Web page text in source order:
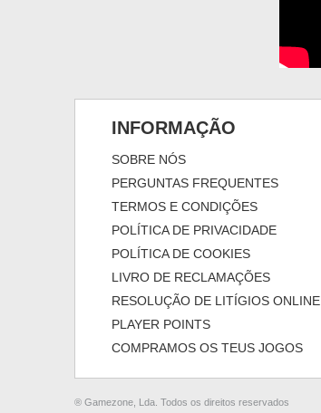
INFORMAÇÃO
SOBRE NÓS
PERGUNTAS FREQUENTES
TERMOS E CONDIÇÕES
POLÍTICA DE PRIVACIDADE
POLÍTICA DE COOKIES
LIVRO DE RECLAMAÇÕES
RESOLUÇÃO DE LITÍGIOS ONLINE
PLAYER POINTS
COMPRAMOS OS TEUS JOGOS
® Gamezone, Lda. Todos os direitos reservados